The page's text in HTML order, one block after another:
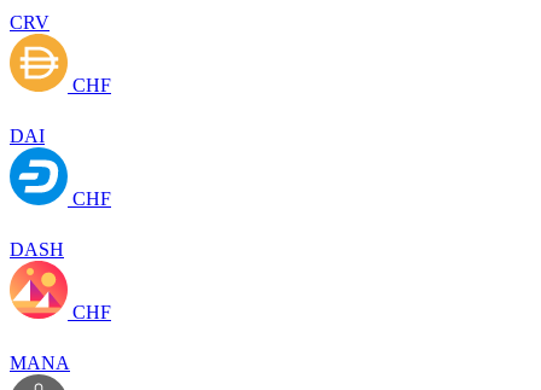
CRV
CHF
DAI
CHF
DASH
CHF
MANA